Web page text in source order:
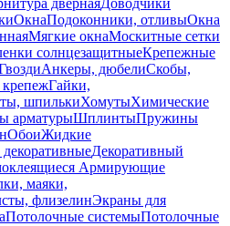
двернаяДоводчики
ОкнаПодоконники, отливыОкна
Мягкие окнаМоскитные сетки
солнцезащитныеКрепежные
Анкеры, дюбелиСкобы,
Гайки,
шпилькиХомутыХимические
арматурыШплинтыПружины
ОбоиЖидкие
Декоративный
Армирующие
маяки,
флизелинЭкраны для
Потолочные системыПотолочные